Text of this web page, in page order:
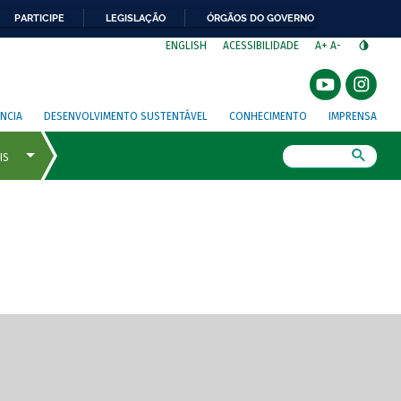
PARTICIPE LEGISLAÇÃO ÓRGÃOS DO GOVERNO
ENGLISH ACESSIBILIDADE A+ A-
DESENVOLVIMENTO SUSTENTÁVEL CONHECIMENTO IMPRENSA
de tela